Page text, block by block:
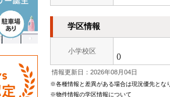
学区情報
小学校区
()
情報更新日：2026年08月04日
※各種情報と差異がある場合は現況優先とな
※物件情報の学区情報について